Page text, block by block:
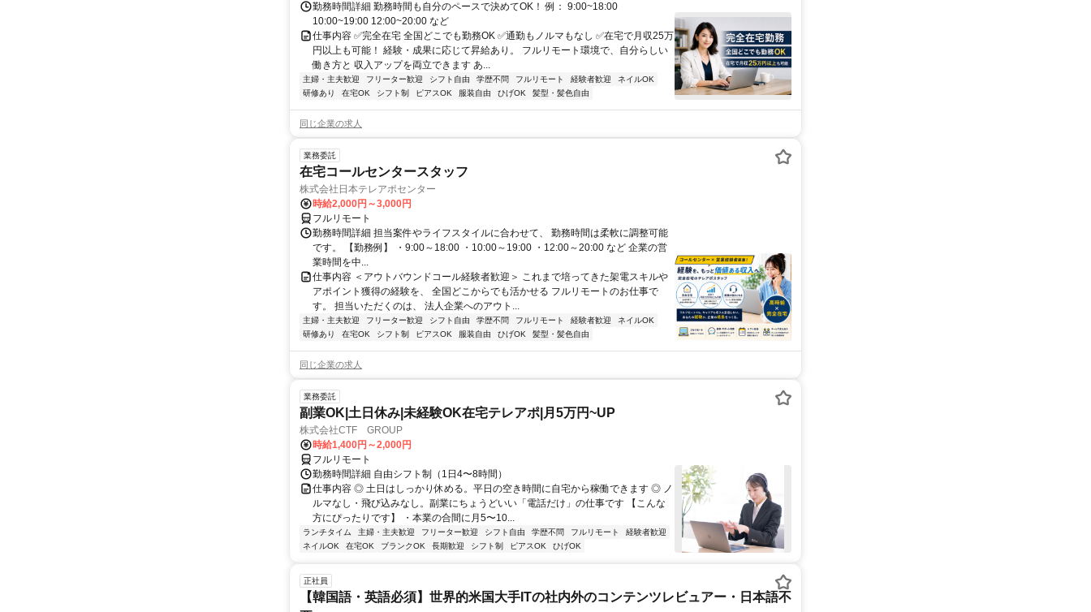
勤務時間詳細 勤務時間も自分のペースで決めてOK！ 例： 9:00~18:00
10:00~19:00 12:00~20:00 など
仕事内容 ✅完全在宅 全国どこでも勤務OK ✅通勤もノルマもなし ✅在宅で月収25万
円以上も可能！ 経験・成果に応じて昇給あり。 フルリモート環境で、自分らしい
働き方と 収入アップを両立できます あ...
主婦・主夫歓迎 フリーター歓迎 シフト自由 学歴不問 フルリモート 経験者歓迎
ネイルOK
研修あり
在宅OK シフト制 ピアスOK 服装自由 ひげOK 髪型・髪色自由
同じ企業の求人
業務委託
在宅コールセンタースタッフ
株式会社日本テレアポセンター
時給2,000円～3,000円
フルリモート
勤務時間詳細 担当案件やライフスタイルに合わせて、 勤務時間は柔軟に調整可能
です。 【勤務例】 ・9:00～18:00 ・10:00～19:00 ・12:00～20:00 など 企業の営
業時間を中...
仕事内容 ＜アウトバウンドコール経験者歓迎＞ これまで培ってきた架電スキルや
アポイント獲得の経験を、 全国どこからでも活かせる フルリモートのお仕事で
す。 担当いただくのは、 法人企業へのアウト...
主婦・主夫歓迎 フリーター歓迎 シフト自由 学歴不問 フルリモート 経験者歓迎
ネイルOK
研修あり
在宅OK シフト制 ピアスOK 服装自由 ひげOK 髪型・髪色自由
同じ企業の求人
業務委託
副業OK|土日休み|未経験OK在宅テレアポ|月5万円~UP
株式会社CTF GROUP
時給1,400円～2,000円
フルリモート
勤務時間詳細 自由シフト制（1日4〜8時間）
仕事内容 ◎ 土日はしっかり休める。平日の空き時間に自宅から稼働できます ◎ ノ
ルマなし・飛び込みなし。副業にちょうどいい「電話だけ」の仕事です 【こんな
方にぴったりです】 ・本業の合間に月5〜10...
ランチタイム 主婦・主夫歓迎 フリーター歓迎 シフト自由 学歴不問 フルリモート
経験者歓迎
ネイルOK
在宅OK ブランクOK 長期歓迎 シフト制 ピアスOK ひげOK
正社員
【韓国語・英語必須】世界的米国大手ITの社内外のコンテンツレビュアー・日本語不